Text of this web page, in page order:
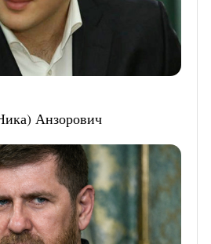
Анзорович